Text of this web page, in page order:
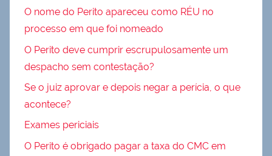
O nome do Perito apareceu como RÉU no
processo em que foi nomeado
O Perito deve cumprir escrupulosamente um
despacho sem contestação?
Se o juiz aprovar e depois negar a perícia, o que
acontece?
Exames periciais
O Perito é obrigado pagar a taxa do CMC em